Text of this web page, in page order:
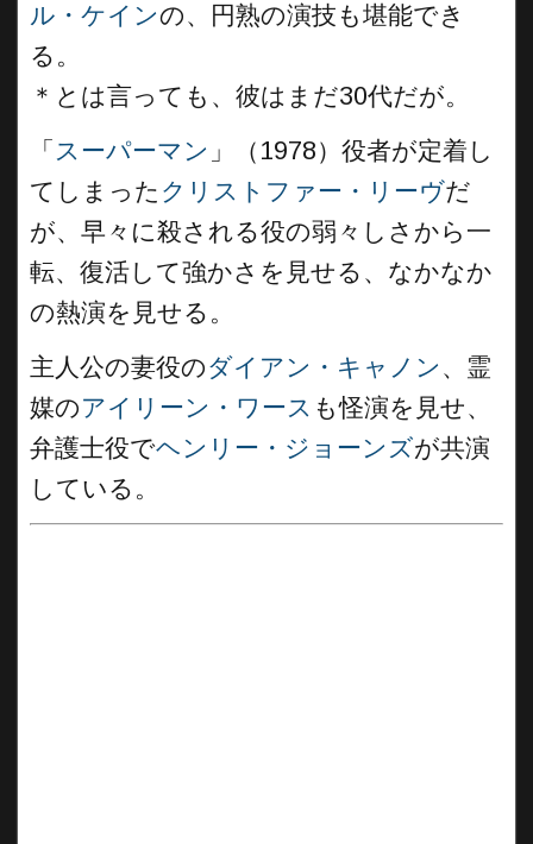
ル・ケインの、円熟の演技も堪能でき
る。
＊とは言っても、彼はまだ30代だが。
「 スーパーマン 」（1978）役者が定着し
てしまった クリストファー・リーヴだ
が、早々に殺される役の弱々しさから一
転、復活して強かさを見せる、なかなか
の熱演を見せる。
主人公の妻役のダイアン・キャノン 、霊
媒のアイリーン・ワース も怪演を見せ、
弁護士役でヘンリー・ジョーンズが共演
している。